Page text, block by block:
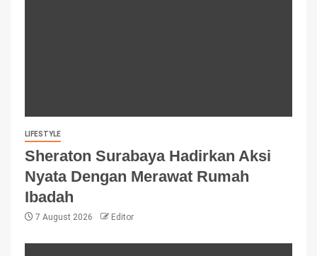
LIFESTYLE
Sheraton Surabaya Hadirkan Aksi
Nyata Dengan Merawat Rumah
Ibadah
7 August 2026 Editor